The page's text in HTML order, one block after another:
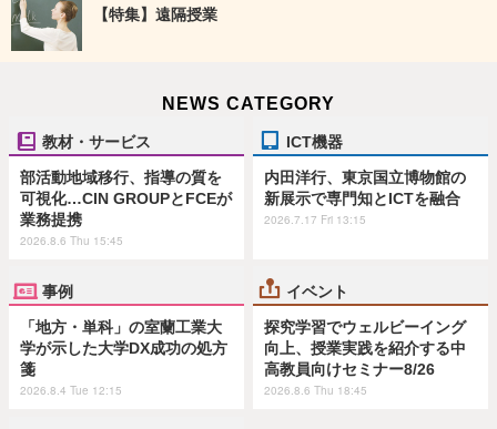
【特集】遠隔授業
NEWS CATEGORY
教材・サービス
部活動地域移行、指導の質を
可視化…CIN GROUPとFCEが
業務提携
2026.8.6 Thu 15:45
ICT機器
内田洋行、東京国立博物館の
新展示で専門知とICTを融合
2026.7.17 Fri 13:15
事例
「地方・単科」の室蘭工業大
学が示した大学DX成功の処方
箋
2026.8.4 Tue 12:15
イベント
探究学習でウェルビーイング
向上、授業実践を紹介する中
高教員向けセミナー8/26
2026.8.6 Thu 18:45